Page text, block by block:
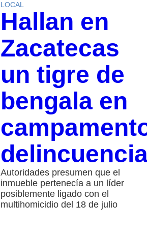
LOCAL
Hallan en
Zacatecas
un tigre de
bengala en
Autoridades presumen que el
inmueble pertenecía a un líder
posiblemente ligado con el
multihomicidio del 18 de julio